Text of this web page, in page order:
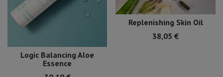
Logic Balancing Aloe
Essence
Replenishing Skin Oil
38,05€